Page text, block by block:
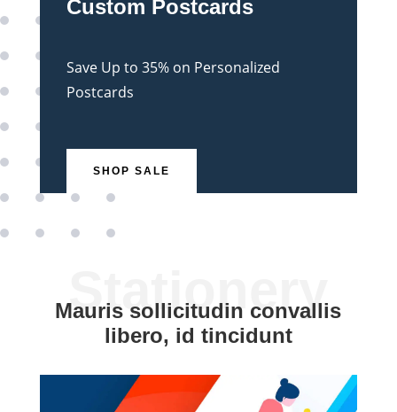
Custom Postcards
Save Up to 35% on Personalized
Postcards
SHOP SALE
Stationery
Mauris sollicitudin convallis
libero, id tincidunt